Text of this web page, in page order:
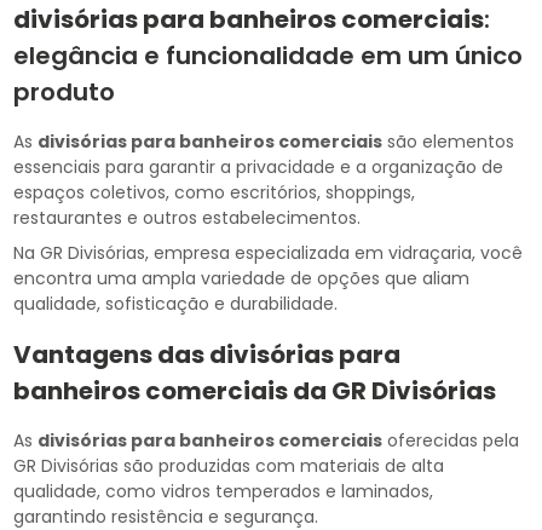
divisórias para banheiros comerciais:
elegância e funcionalidade em um único
produto
As divisórias para banheiros comerciais são elementos
essenciais para garantir a privacidade e a organização de
espaços coletivos, como escritórios, shoppings,
restaurantes e outros estabelecimentos.
Na GR Divisórias, empresa especializada em vidraçaria, você
encontra uma ampla variedade de opções que aliam
qualidade, sofisticação e durabilidade.
Vantagens dasdivisórias para
banheiros comerciaisda GR Divisórias
As divisórias para banheiros comerciais oferecidas pela
GR Divisórias são produzidas com materiais de alta
qualidade, como vidros temperados e laminados,
garantindo resistência e segurança.